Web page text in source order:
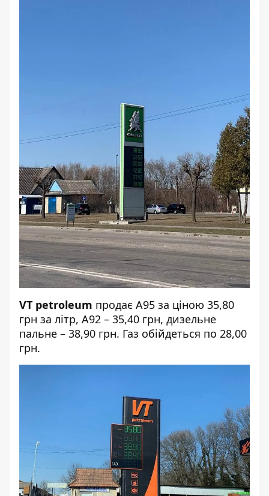
VT petroleum продає А95 за ціною 35,80
грн за літр, А92 – 35,40 грн, дизельне
пальне – 38,90 грн. Газ обійдеться по 28,00
грн.